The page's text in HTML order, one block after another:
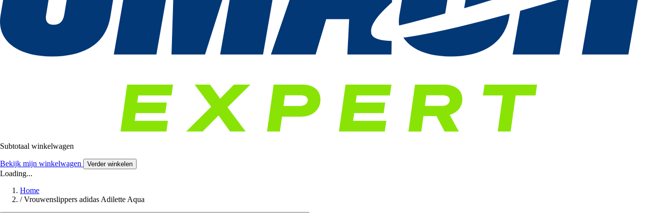
Subtotaal winkelwagen
Bekijk mijn winkelwagen Verder winkelen
Loading...
Home
/ Vrouwenslippers adidas Adilette Aqua